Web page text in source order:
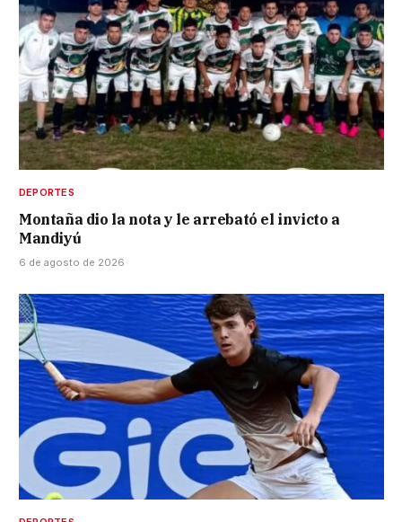
DEPORTES
Montaña dio la nota y le arrebató el invicto a
Mandiyú
6 de agosto de 2026